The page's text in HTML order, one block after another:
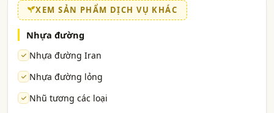
XEM SẢN PHẨM DỊCH VỤ KHÁC
Nhựa đường
Nhựa đường Iran
Nhựa đường lỏng
Nhũ tương các loại